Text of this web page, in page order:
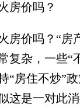
价吗？
价吗？“房
复杂，一些“
“房住不炒”
这是一对此